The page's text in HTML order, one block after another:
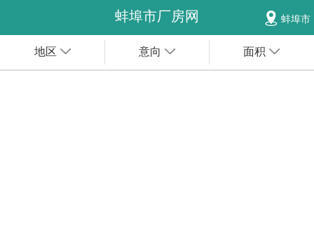
蚌埠市厂房网 蚌埠市
地区 意向 面积